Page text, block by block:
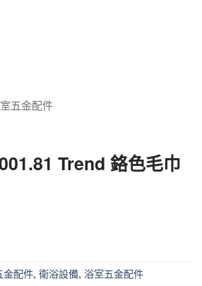
五金配件
Trend 鉻色毛巾
金配件, 衛浴設備, 浴室五金配件